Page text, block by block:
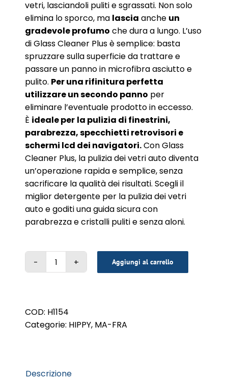
vetri, lasciandoli puliti e sgrassati. Non solo
elimina lo sporco, ma lascia anche un
gradevole profumo che dura a lungo. L’uso
di Glass Cleaner Plus è semplice: basta
spruzzare sulla superficie da trattare e
passare un panno in microfibra asciutto e
pulito. Per una rifinitura perfetta
utilizzare un secondo panno per
eliminare l’eventuale prodotto in eccesso.
È ideale per la pulizia di finestrini,
parabrezza, specchietti retrovisori e
schermi lcd dei navigatori.Con Glass
Cleaner Plus, la pulizia dei vetri auto diventa
un’operazione rapida e semplice, senza
sacrificare la qualità dei risultati. Scegli il
miglior detergente per la pulizia dei vetri
auto e goditi una guida sicura con
parabrezza e cristalli puliti e senza aloni.
GLASS
DUAL
TRIGGER
Aggiungi al carrello
COD: H1154
Categorie: HIPPY, MA-FRA
Descrizione